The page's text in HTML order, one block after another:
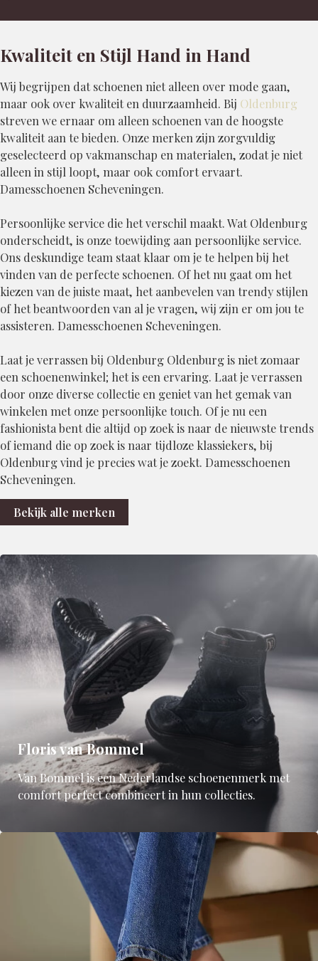
Kwaliteit en Stijl Hand in Hand
Wij begrijpen dat schoenen niet alleen over mode gaan,
maar ook over kwaliteit en duurzaamheid. Bij Oldenburg
streven we ernaar om alleen schoenen van de hoogste
kwaliteit aan te bieden. Onze merken zijn zorgvuldig
geselecteerd op vakmanschap en materialen, zodat je niet
alleen in stijl loopt, maar ook comfort ervaart.
Damesschoenen Scheveningen.
Persoonlijke service die het verschil maakt. Wat Oldenburg
onderscheidt, is onze toewijding aan persoonlijke service.
Ons deskundige team staat klaar om je te helpen bij het
vinden van de perfecte schoenen. Of het nu gaat om het
kiezen van de juiste maat, het aanbevelen van trendy stijlen
of het beantwoorden van al je vragen, wij zijn er om jou te
assisteren. Damesschoenen Scheveningen.
Laat je verrassen bij Oldenburg Oldenburg is niet zomaar
een schoenenwinkel; het is een ervaring. Laat je verrassen
door onze diverse collectie en geniet van het gemak van
winkelen met onze persoonlijke touch. Of je nu een
fashionista bent die altijd op zoek is naar de nieuwste trends
of iemand die op zoek is naar tijdloze klassiekers, bij
Oldenburg vind je precies wat je zoekt. Damesschoenen
Scheveningen.
Bekijk alle merken
Floris van Bommel
Van Bommel is een Nederlandse schoenenmerk met
comfort perfect combineert in hun collecties.